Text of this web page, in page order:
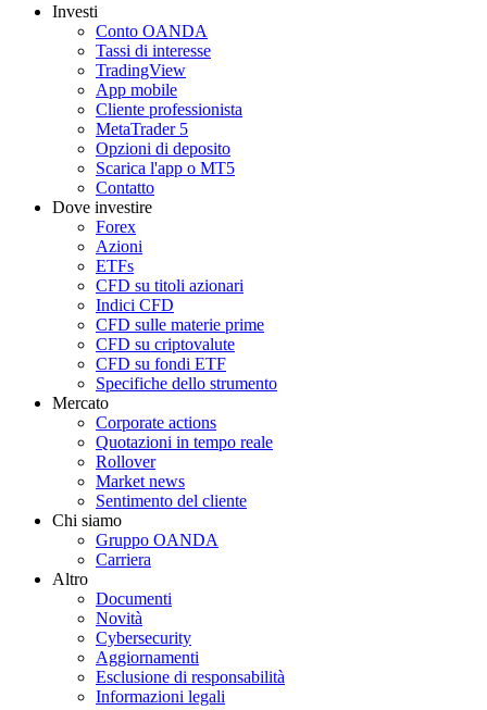
Investi
Conto OANDA
Tassi di interesse
TradingView
App mobile
Cliente professionista
MetaTrader 5
Opzioni di deposito
Scarica l'app o MT5
Contatto
Dove investire
Forex
Azioni
ETFs
CFD su titoli azionari
Indici CFD
CFD sulle materie prime
CFD su criptovalute
CFD su fondi ETF
Specifiche dello strumento
Mercato
Corporate actions
Quotazioni in tempo reale
Rollover
Market news
Sentimento del cliente
Chi siamo
Gruppo OANDA
Carriera
Altro
Documenti
Novità
Cybersecurity
Aggiornamenti
Esclusione di responsabilità
Informazioni legali